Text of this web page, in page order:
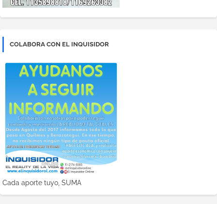
COLABORA CON EL INQUISIDOR
Cada aporte tuyo, SUMA